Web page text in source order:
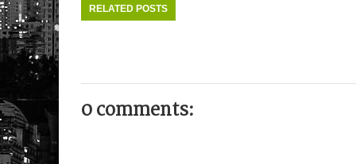
RELATED POSTS
0 comments: